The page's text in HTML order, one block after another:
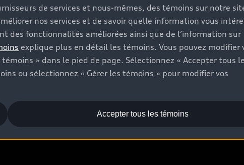
de services et nous-mêmes, des témoins sur notre
nos services et de savoir quelle information vous
des fonctionnalités améliorées ainsi que de l’information sur
explique plus en détail les témoins. Vous pouvez modifier
» dans le pied de page. Sélectionnez « Accepter tous
ou sélectionnez « Gérer les témoins » pour modifier vos
Accepter tous les témoins